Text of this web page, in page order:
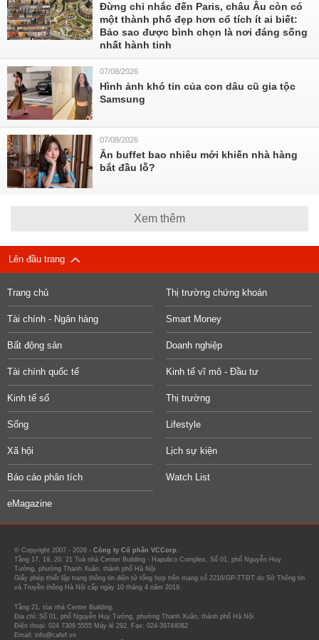
Đừng chỉ nhắc đến Paris, châu Âu còn có
một thành phố đẹp hơn cổ tích ít ai biết:
Bảo sao được bình chọn là nơi đáng sống
nhất hành tinh
07/08/2026
Hình ảnh khó tin của con dâu cũ gia tộc
Samsung
07/08/2026
Ăn buffet bao nhiêu mới khiến nhà hàng
bắt đầu lỗ?
Xem thêm
Lên đầu trang
Trang chủ Thị trường chứng khoán
Tài chính - Ngân hàng Smart Money
Bất động sản Doanh nghiệp
Tài chính quốc tế Kinh tế vĩ mô - Đầu tư
Kinh tế số Thị trường
Sống Lifestyle
Xã hội Lịch sự kiện
Báo cáo phân tích Watch List
eMagazine
© Copyright 2007 - 2026 - Công ty Cổ phần VCCorp.
Tầng 17, 19, 20, 21 Toà nhà Center Building - Hapulico Complex, Số 01, phố Nguyễn Huy
Tưởng, phường Thanh Xuân, thành phố Hà Nội
Giấy phép thiết lập trang thông tin điện tử tổng hợp trên mạng số 2216/GP-TTĐT do Sở Thông tin
và Truyền thông Hà Nội cấp ngày 10 tháng 4 năm 2019.
Tầng 21, tòa nhà Center Building.
Địa chỉ: Số 01, phố Nguyễn Huy Tưởng, phường Thanh Xuân, thành phố Hà Nội
Điện thoại: 024 7309 5555 Máy lẻ 292. Fax: 024-39744082
Email: info@cafef.vn